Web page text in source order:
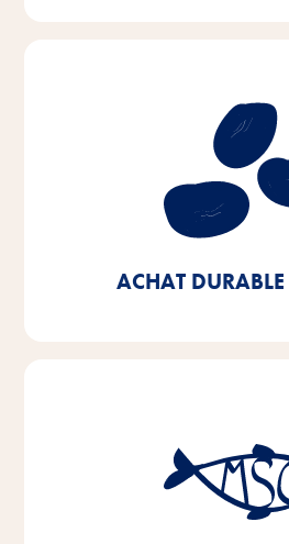
ACHAT
Achat durable
Notre objectif est d'acheter
européenne ou de sources
parvenir à 100% d'ici 2025 -
sommes déjà à
Achat durable de
D'ici 2025, nous visons à ce
des sous-produits de poisson